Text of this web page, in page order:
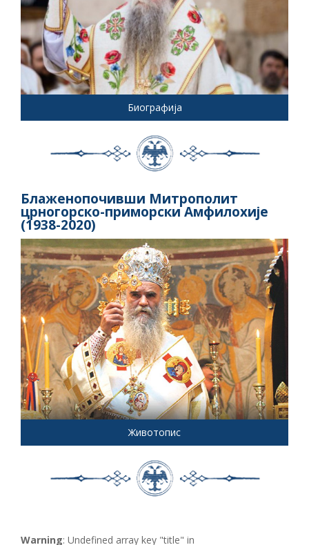
Биографија
Блаженопочивши Митрополит
црногорско-приморски Амфилохије
(1938-2020)
Животопис
Warning: Undefined array key "title" in